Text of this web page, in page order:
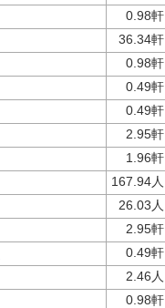
0.98軒
36.34軒
0.98軒
0.49軒
0.49軒
2.95軒
1.96軒
167.94人
26.03人
2.95軒
0.49軒
2.46人
0.98軒